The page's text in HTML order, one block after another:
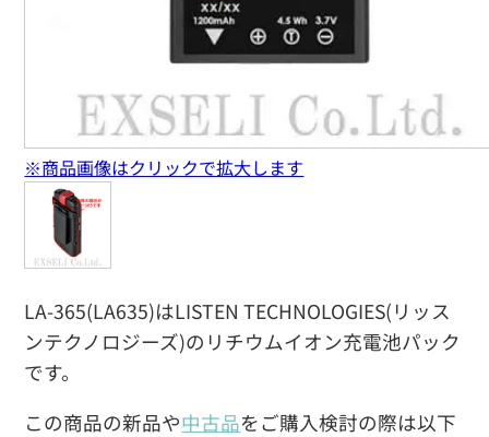
LA-365(LA635)はLISTEN TECHNOLOGIES(リッス
ンテクノロジーズ)のリチウムイオン充電池パック
です。
この商品の新品や中古品をご購入検討の際は以下
※商品画像はクリックで拡大します